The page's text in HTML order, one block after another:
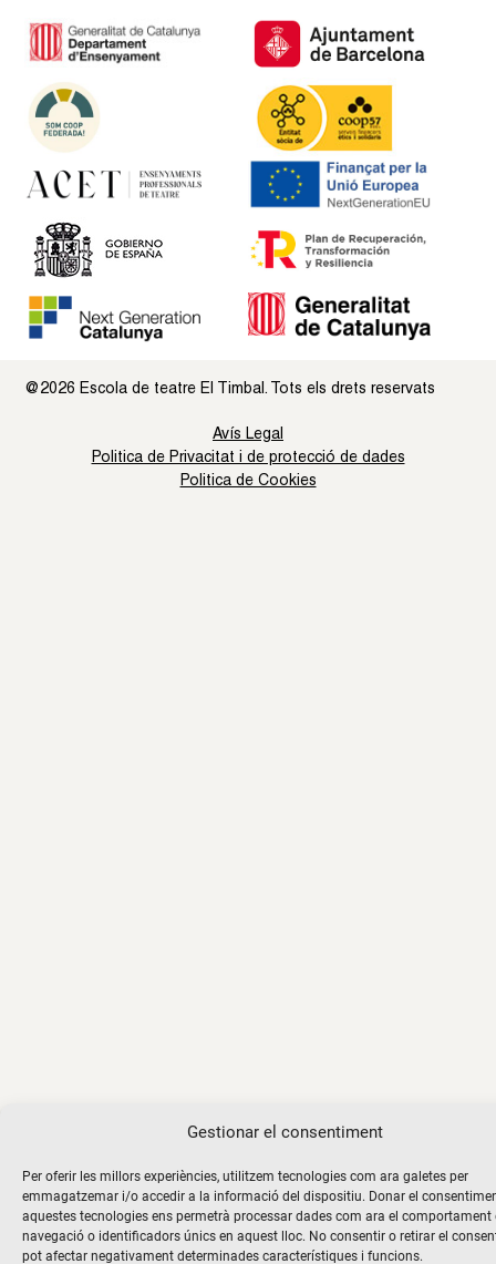
Gestionar el consentiment
Per oferir les millors experiències, utilitzem tecnologies com ara galetes per
emmagatzemar i/o accedir a la informació del dispositiu. Donar el
aquestes tecnologies ens permetrà processar dades com ara el comportament
navegació o identificadors únics en aquest lloc. No consentir o retirar el
pot afectar negativament determinades característiques i funcions.
@2026 Escola de teatre El Timbal. Tots els drets reservats
Avís Legal
Politica de Privacitat i de protecció de dades
Politica de Cookies